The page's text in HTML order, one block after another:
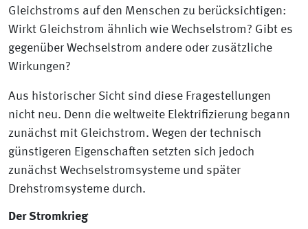
Gleichstroms auf den Menschen zu berücksichtigen:
Wirkt Gleichstrom ähnlich wie Wechselstrom? Gibt es
gegenüber Wechselstrom andere oder zusätzliche
Wirkungen?
Aus historischer Sicht sind diese Fragestellungen
nicht neu. Denn die weltweite Elektrifizierung begann
zunächst mit Gleichstrom. Wegen der technisch
günstigeren Eigenschaften setzten sich jedoch
zunächst Wechselstromsysteme und später
Drehstromsysteme durch.
Der Stromkrieg